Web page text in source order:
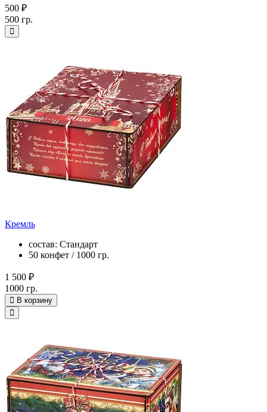
500 ₽
500 гр.
Кремль
состав: Стандарт
50 конфет / 1000 гр.
1 500 ₽
1000 гр.
В корзину